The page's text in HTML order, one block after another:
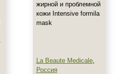
жирной и проблемной
кожи Intensive formila
mask
La Beaute Medicale,
Россия
640-58-89
933-09-89